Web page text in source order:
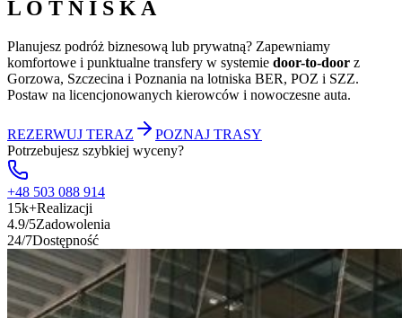
L O T N I S K A
Planujesz podróż biznesową lub prywatną? Zapewniamy
komfortowe i punktualne transfery w systemie door-to-door z
Gorzowa, Szczecina i Poznania na lotniska BER, POZ i SZZ.
Postaw na licencjonowanych kierowców i nowoczesne auta.
REZERWUJ TERAZ
POZNAJ TRASY
Potrzebujesz szybkiej wyceny?
+48 503 088 914
15k+Realizacji
4.9/5Zadowolenia
24/7Dostępność